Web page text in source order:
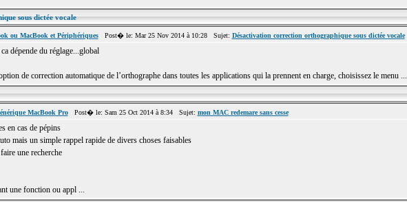
sous dictée vocale
ou MacBook et PériphériquesPost� le: Mar 25 Nov 2014 à 10:28 Sujet: Désactivation correction orthographique sous dictée vocale
dépende du réglage...global
de correction automatique de l’orthographe dans toutes les applications qui la prennent en charge, choisissez le menu ...
MacBook ProPost� le: Sam 25 Oct 2014 à 8:34 Sujet: mon MAC redemare sans cesse
en cas de pépins
mais un simple rappel rapide de divers choses faisables
une recherche
une fonction ou appl ...